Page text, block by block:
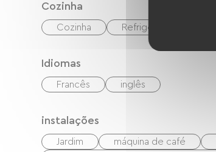
Cozinha
Cozinha Refrigerador
Idiomas
Francês inglês
instalações
Jardim máquina de café